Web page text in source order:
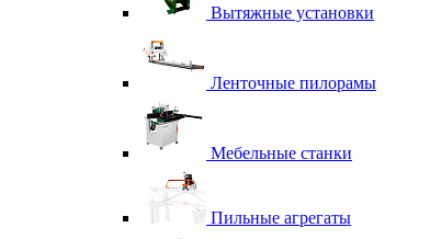
Вытяжные установки
Ленточные пилорамы
Мебельные станки
Пильные агрегаты